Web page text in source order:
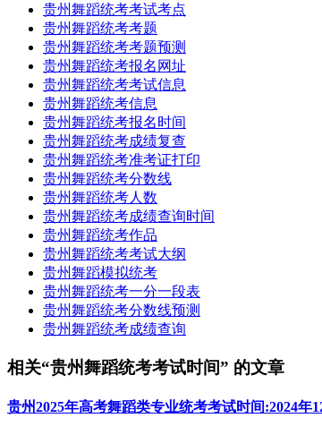
贵州舞蹈统考考试考点
贵州舞蹈统考考题
贵州舞蹈统考考题预测
贵州舞蹈统考报名网址
贵州舞蹈统考考试信息
贵州舞蹈统考信息
贵州舞蹈统考报名时间
贵州舞蹈统考成绩复查
贵州舞蹈统考准考证打印
贵州舞蹈统考分数线
贵州舞蹈统考人数
贵州舞蹈统考成绩查询时间
贵州舞蹈统考作品
贵州舞蹈统考考试大纲
贵州舞蹈模拟统考
贵州舞蹈统考一分一段表
贵州舞蹈统考分数线预测
贵州舞蹈统考成绩查询
相关“贵州舞蹈统考考试时间” 的文章
贵州2025年高考舞蹈类专业统考考试时间:2024年